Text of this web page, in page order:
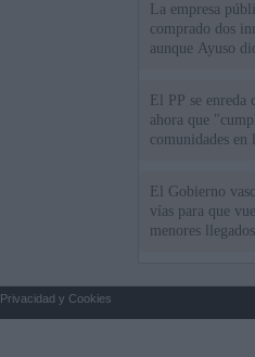
La empresa
comprado dos
aunque Ayuso
El PP se
ahora que
comunidades en
El Gobierno
vías para que
menores
Privacidad y Cookies